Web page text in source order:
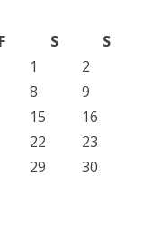
F S
S
1
2
8
9
15
16
22
23
29
30